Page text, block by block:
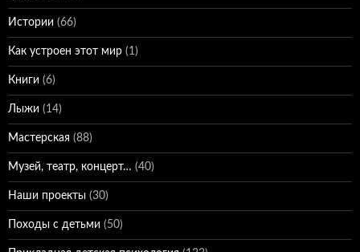
Истории (66)
Как устроен этот мир (1)
Книги (6)
Лыжи (14)
Мастерская (88)
Музей, театр, концерт… (40)
Наши проекты (30)
Походы с детьми (50)